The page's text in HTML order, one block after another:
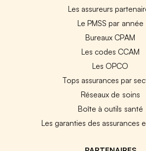
Les assureurs
Le PMSS par année
Bureaux CPAM
Les codes CCAM
Les OPCO
Tops assurances par
Réseaux de soins
Boîte à outils santé
Les garanties des assurances